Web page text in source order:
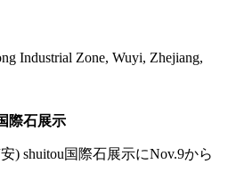
Industrial Zone, Wuyi, Zhejiang,
際石展示
) shuitou国際石展示にNov.9から